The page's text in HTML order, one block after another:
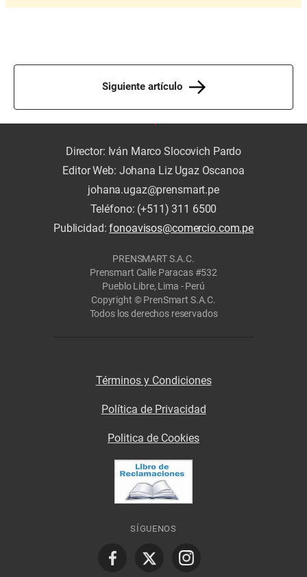
Siguiente artículo
Director: Iván Marco Slocovich Pardo
Editor Web: Johana Liz Ugaz Oscanoa
johana.ugaz@prensmart.pe
Teléfono: (+511) 311 6500
Publicidad:fonoavisos@comercio.com.pe
PRENSMART S.A.C.
Prensmart Calle Paracas #532
Pueblo Libre, Lima - Perú
Copyright © PrenSmart S.A.C.
Todos los derechos reservados
Términos y Condiciones
Política de Privacidad
Politica de Cookies
SÍGUENOS